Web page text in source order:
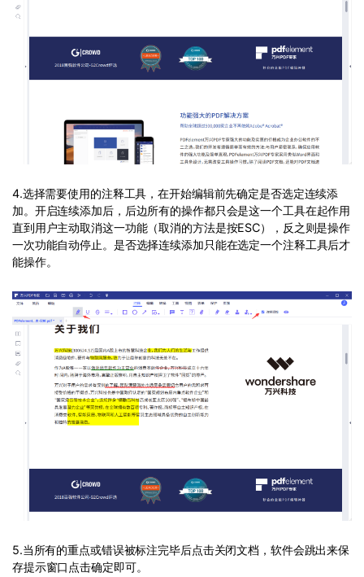
4.选择需要使用的注释工具，在开始编辑前先确定是否选定连续添
加。开启连续添加后，后边所有的操作都只会是这一个工具在起作用
直到用户主动取消这一功能（取消的方法是按ESC），反之则是操作
一次功能自动停止。是否选择连续添加只能在选定一个注释工具后才
能操作。
5.当所有的重点或错误被标注完毕后点击关闭文档，软件会跳出来保
存提示窗口点击确定即可。